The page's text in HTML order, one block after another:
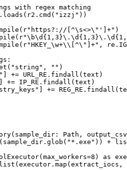
with regex matching
"izzj" ))
r" https? :// [^\s<>\" '] +" )
r"\b\d {1,3}\. \d {1,3}\. \d
r"HKEY_ \w+\\ [^\" ] +" , re.
"string" , "" )
] += URL_RE .findall(text)
] += IP_RE .findall(text)
] += REG_RE
(sample_dir: Path,
(sample_dir.glob( "*.exe" )) +
max_workers=8 ) as
(executor.map(extract_iocs,